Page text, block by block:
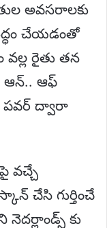
అవసరాలకు
చేయడంతో
రైతు తన
ఆన్.. ఆఫ్
ద్వారా
వచ్చే
చేసి గుర్తించే
నెదర్లాండ్స్ కు